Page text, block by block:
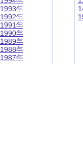
1993年
1992年
1991年
1990年
1989年
1988年
1987年